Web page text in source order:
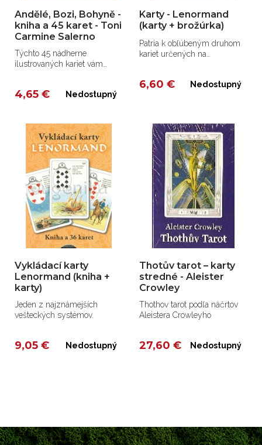
Andělé, Bozi, Bohyně -
kniha a 45 karet - Toni
Carmine Salerno
Týchto 45 nádherne
ilustrovaných kariet vám
4,65 € Nedostupný
Karty - Lenormand
(karty + brožúrka)
Patria k obľúbeným druhom
kariet určených na
6,60 € Nedostupný
Vykládací karty
Lenormand (kniha +
karty)
Jeden z najznámejších
vešteckých systémov.
9,05 € Nedostupný
Thotův tarot – karty
stredné - Aleister
Crowley
Thothov tarot podľa náčrtov
Aleistera Crowleyho
27,60 € Nedostupný